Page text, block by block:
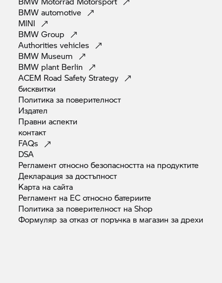
BMWautomotive
MINI
BMWGroup
Authoritiesvehicles
BMW Museum
BMW plant Berlin
ACEM Road SafetyStrategy
бисквитки
Политика за поверителност
Издател
Правниаспекти
контакт
FAQs
DSA
Регламент относно безопасността на продуктите
Декларация задостъпност
Карта насайта
Регламент на ЕС относнобатериите
Политика за поверителност наShop
Формуляр за отказ от поръчка в магазин задрехи